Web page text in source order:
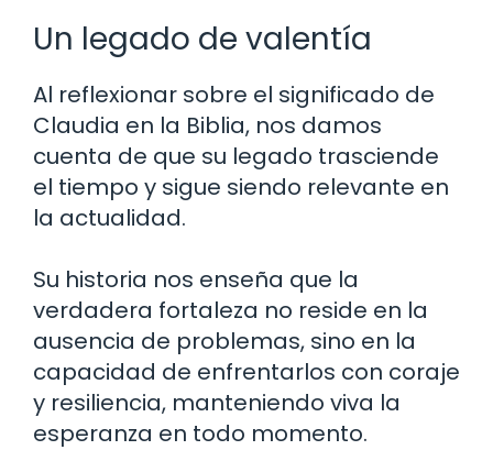
Un legado de valentía
Al reflexionar sobre el significado de
Claudia en la Biblia, nos damos
cuenta de que su legado trasciende
el tiempo y sigue siendo relevante en
la actualidad.
Su historia nos enseña que la
verdadera fortaleza no reside en la
ausencia de problemas, sino en la
capacidad de enfrentarlos con coraje
y resiliencia, manteniendo viva la
esperanza en todo momento.